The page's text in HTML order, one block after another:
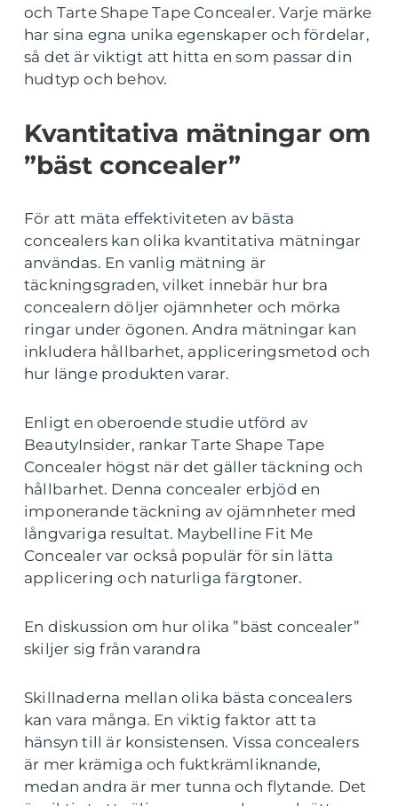
och Tarte Shape Tape Concealer. Varje märke
har sina egna unika egenskaper och fördelar,
så det är viktigt att hitta en som passar din
hudtyp och behov.
Kvantitativa mätningar om
”bäst concealer”
För att mäta effektiviteten av bästa
concealers kan olika kvantitativa mätningar
användas. En vanlig mätning är
täckningsgraden, vilket innebär hur bra
concealern döljer ojämnheter och mörka
ringar under ögonen. Andra mätningar kan
inkludera hållbarhet, appliceringsmetod och
hur länge produkten varar.
Enligt en oberoende studie utförd av
BeautyInsider, rankar Tarte Shape Tape
Concealer högst när det gäller täckning och
hållbarhet. Denna concealer erbjöd en
imponerande täckning av ojämnheter med
långvariga resultat. Maybelline Fit Me
Concealer var också populär för sin lätta
applicering och naturliga färgtoner.
En diskussion om hur olika ”bäst concealer”
skiljer sig från varandra
Skillnaderna mellan olika bästa concealers
kan vara många. En viktig faktor att ta
hänsyn till är konsistensen. Vissa concealers
är mer krämiga och fuktkrämliknande,
medan andra är mer tunna och flytande. Det